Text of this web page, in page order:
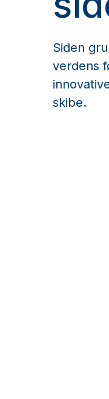
Siden
verdens
skibe.